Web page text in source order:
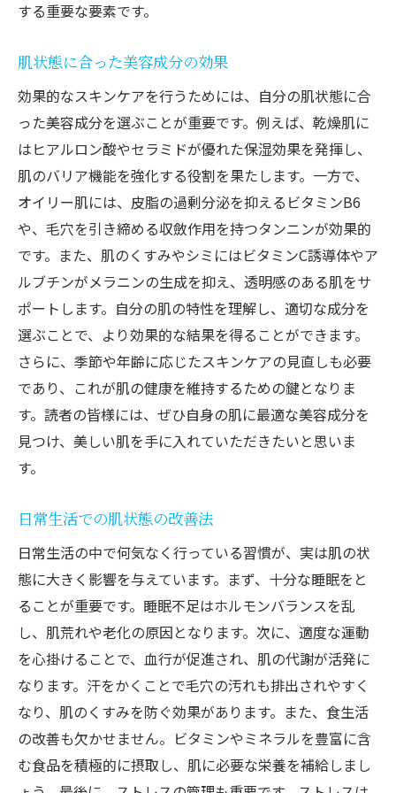
する重要な要素です。
肌状態に合った美容成分の効果
効果的なスキンケアを行うためには、自分の肌状態に合
った美容成分を選ぶことが重要です。例えば、乾燥肌に
はヒアルロン酸やセラミドが優れた保湿効果を発揮し、
肌のバリア機能を強化する役割を果たします。一方で、
オイリー肌には、皮脂の過剰分泌を抑えるビタミンB6
や、毛穴を引き締める収斂作用を持つタンニンが効果的
です。また、肌のくすみやシミにはビタミンC誘導体やア
ルブチンがメラニンの生成を抑え、透明感のある肌をサ
ポートします。自分の肌の特性を理解し、適切な成分を
選ぶことで、より効果的な結果を得ることができます。
さらに、季節や年齢に応じたスキンケアの見直しも必要
であり、これが肌の健康を維持するための鍵となりま
す。読者の皆様には、ぜひ自身の肌に最適な美容成分を
見つけ、美しい肌を手に入れていただきたいと思いま
す。
日常生活での肌状態の改善法
日常生活の中で何気なく行っている習慣が、実は肌の状
態に大きく影響を与えています。まず、十分な睡眠をと
ることが重要です。睡眠不足はホルモンバランスを乱
し、肌荒れや老化の原因となります。次に、適度な運動
を心掛けることで、血行が促進され、肌の代謝が活発に
なります。汗をかくことで毛穴の汚れも排出されやすく
なり、肌のくすみを防ぐ効果があります。また、食生活
の改善も欠かせません。ビタミンやミネラルを豊富に含
む食品を積極的に摂取し、肌に必要な栄養を補給しまし